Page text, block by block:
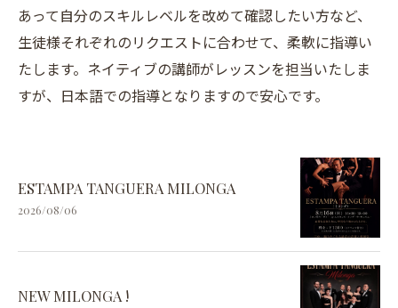
あって自分のスキルレベルを改めて確認したい方など、
生徒様それぞれのリクエストに合わせて、柔軟に指導い
たします。ネイティブの講師がレッスンを担当いたしま
すが、日本語での指導となりますので安心です。
ESTAMPA TANGUERA MILONGA
2026/08/06
NEW MILONGA !